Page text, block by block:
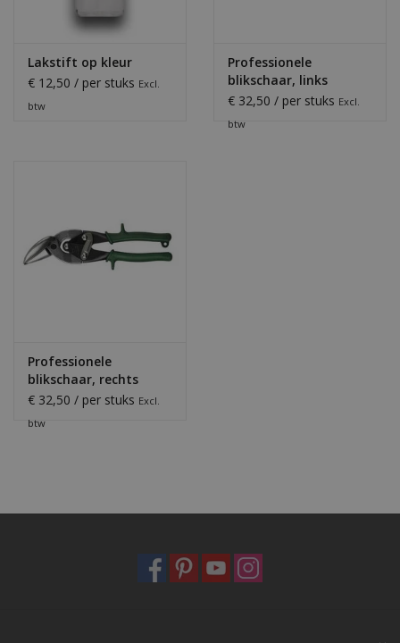
Lakstift op kleur
€ 12,50 / per stuks Excl.
btw
Professionele
blikschaar, links
€ 32,50 / per stuks Excl.
btw
Professionele
blikschaar, rechts
€ 32,50 / per stuks Excl.
btw